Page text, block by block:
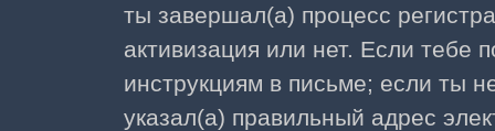
ты завершал(а) процесс
активизация или нет. Если тебе
инструкциям в письме; если ты
указал(а) правильный адрес